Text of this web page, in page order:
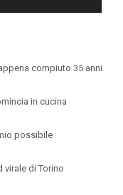
compiuto 35 anni
in cucina
possibile
virale di Torino